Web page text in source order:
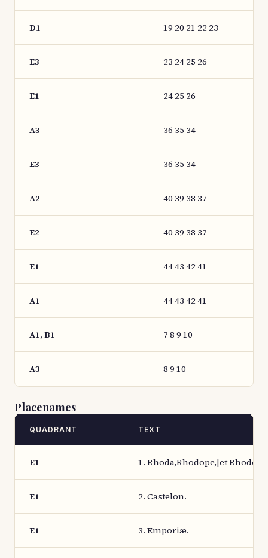
D1 19 20 21 22 23
E3 23 24 25 26
E1 24 25 26
A3 36 35 34
E3 36 35 34
A2 40 39 38 37
E2 40 39 38 37
E1 44 43 42 41
A1 44 43 42 41
A1, B1 7 8 9 10
A3 8 9 10
Placenames
QUADRANT TEXT
E1 1. Rhoda,Rhodope,|et
E1 2. Castelon.
E1 3. Emporiæ.